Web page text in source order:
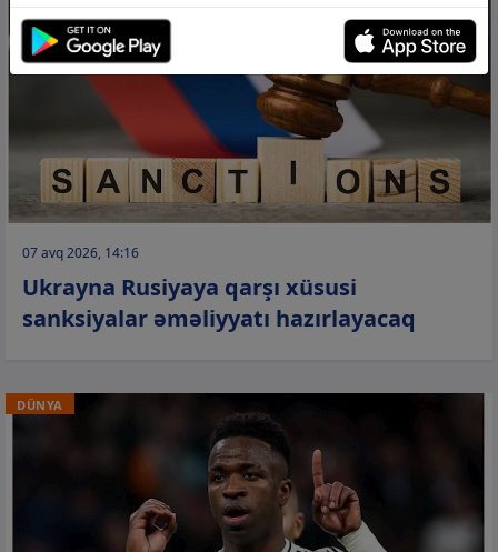
07 avq 2026, 14:16
Ukrayna Rusiyaya qarşı xüsusi
sanksiyalar əməliyyatı hazırlayacaq
DÜNYA